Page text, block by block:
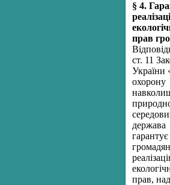
§ 4.
прав
ст. 11
України
охорону
держава
прав,